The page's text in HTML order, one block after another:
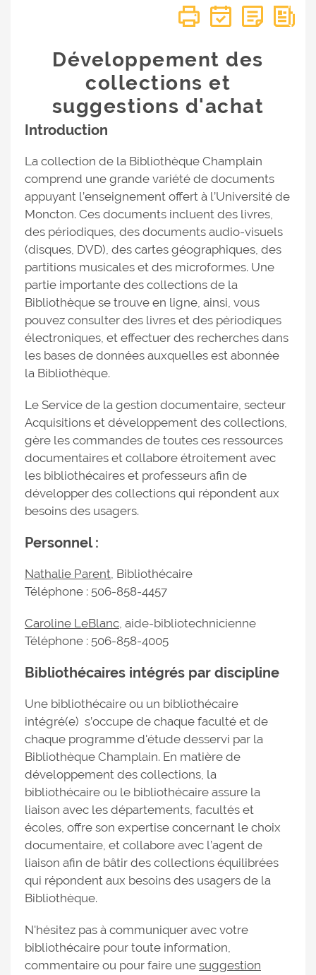
Développement des
collections et
suggestions d'achat
Introduction
La collection de la Bibliothèque Champlain
comprend une grande variété de documents
appuyant l’enseignement offert à l’Université de
Moncton. Ces documents incluent des livres,
des périodiques, des documents audio-visuels
(disques, DVD), des cartes géographiques, des
partitions musicales et des microformes. Une
partie importante des collections de la
Bibliothèque se trouve en ligne, ainsi, vous
pouvez consulter des livres et des périodiques
électroniques, et effectuer des recherches dans
les bases de données auxquelles est abonnée
la Bibliothèque.
Le Service de la gestion documentaire, secteur
Acquisitions et développement des collections,
gère les commandes de toutes ces ressources
documentaires et collabore étroitement avec
les bibliothécaires et professeurs afin de
développer des collections qui répondent aux
besoins des usagers.
Personnel :
Nathalie Parent, Bibliothécaire
Téléphone : 506-858-4457
Caroline LeBlanc, aide-bibliotechnicienne
Téléphone : 506-858-4005
Bibliothécaires intégrés par discipline
Une bibliothécaire ou un bibliothécaire
intégré(e) s’occupe de chaque faculté et de
chaque programme d'étude desservi par la
Bibliothèque Champlain. En matière de
développement des collections, la
bibliothécaire ou le bibliothécaire assure la
liaison avec les départements, facultés et
écoles, offre son expertise concernant le choix
documentaire, et collabore avec l’agent de
liaison afin de bâtir des collections équilibrées
qui répondent aux besoins des usagers de la
Bibliothèque.
N'hésitez pas à communiquer avec votre
bibliothécaire pour toute information,
commentaire ou pour faire une suggestion